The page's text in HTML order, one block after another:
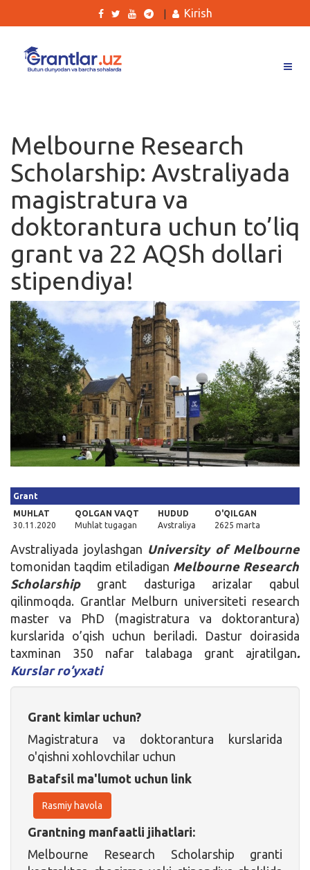
Ishlar
Kurslar
Blog
Yana
Qidirish
Kirish
Kirish
Melbourne Research
Scholarship: Avstraliyada
magistratura va
doktorantura uchun to’liq
grant va 22 AQSh dollari
stipendiya!
Grant
MUHLAT
30.11.2020
QOLGAN VAQT
Muhlat tugagan
HUDUD
Avstraliya
O'QILGAN
2625 marta
Avstraliyada joylashgan University of Melbourne
tomonidan taqdim etiladigan Melbourne Research
Scholarshipgrant dasturiga arizalar qabul
qilinmoqda. Grantlar Melburn universiteti research
master va PhD (magistratura va doktorantura)
kurslarida o’qish uchun beriladi. Dastur doirasida
taxminan
350 nafar talabaga grant ajratilgan.
Kurslar ro’yxati
Grant kimlar uchun?
Magistratura va doktorantura kurslarida
o'qishni xohlovchilar uchun
Batafsil ma'lumot uchun link
Rasmiy havola
Grantning manfaatli jihatlari:
Melbourne Research Scholarship granti